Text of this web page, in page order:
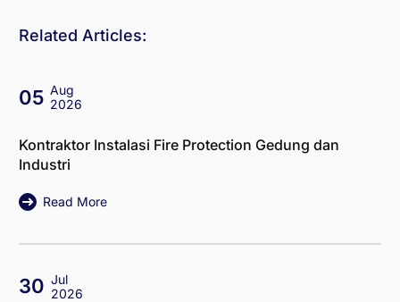
Related Articles:
05 Aug
2026
Kontraktor Instalasi Fire Protection Gedung dan
Industri
Read More
30 Jul
2026